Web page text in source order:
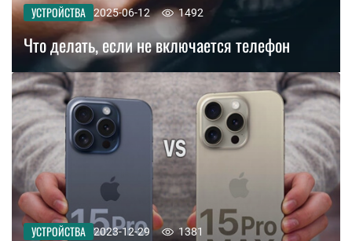
УСТРОЙСТВА 2025-06-12 1492
Что делать, если не включается телефон
УСТРОЙСТВА 2023-12-29 1381